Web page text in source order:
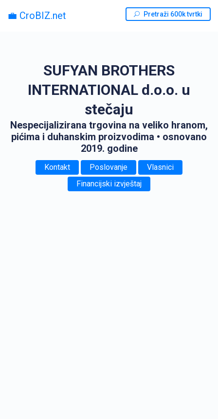
💼 CroBIZ.net Pretraži 600k tvrtki
SUFYAN BROTHERS
INTERNATIONAL d.o.o. u
stečaju
Nespecijalizirana trgovina na veliko hranom,
pićima i duhanskim proizvodima • osnovano
2019. godine
Kontakt Poslovanje
Vlasnici
Financijski izvještaj